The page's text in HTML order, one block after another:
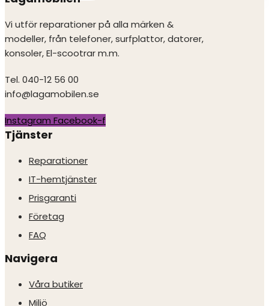
Vi utför reparationer på alla märken &
modeller, från telefoner, surfplattor, datorer,
konsoler, El-scootrar m.m.
Tel. 040-12 56 00
info@lagamobilen.se
Instagram Facebook-f
Tjänster
Reparationer
IT-hemtjänster
Prisgaranti
Företag
FAQ
Navigera
Våra butiker
Miljö